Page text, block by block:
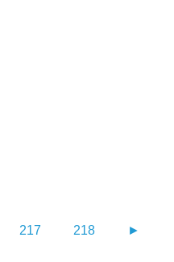
217 218 ►